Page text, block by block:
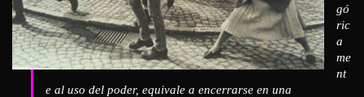
gó
ric
a
me
nt
e al uso del poder, equivale a encerrarse en una